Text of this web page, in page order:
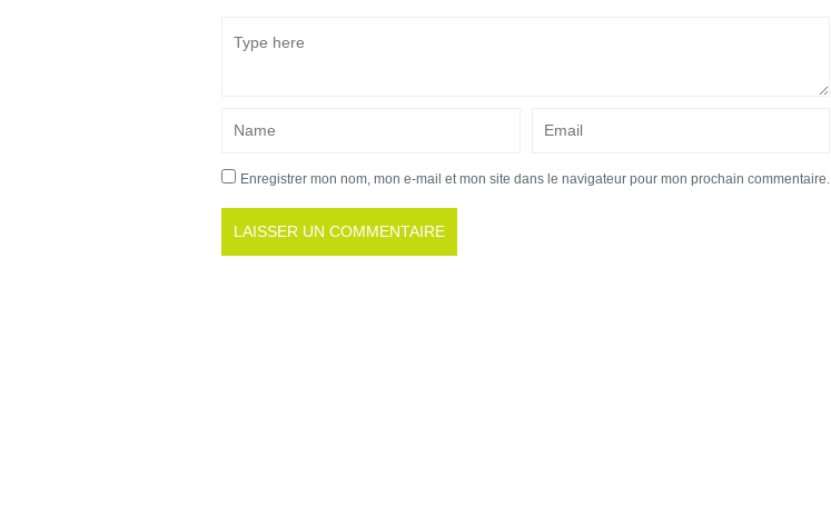
Enregistrer mon nom, mon e-mail et mon site dans le navigateur pour mon prochain commentaire.